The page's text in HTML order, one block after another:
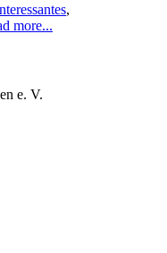
,
more...
e. V.